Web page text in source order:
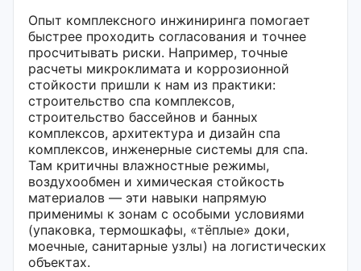
Опыт комплексного инжиниринга помогает
быстрее проходить согласования и точнее
просчитывать риски. Например, точные
расчеты микроклимата и коррозионной
стойкости пришли к нам из практики:
строительство спа комплексов,
строительство бассейнов и банных
комплексов, архитектура и дизайн спа
комплексов, инженерные системы для спа.
Там критичны влажностные режимы,
воздухообмен и химическая стойкость
материалов — эти навыки напрямую
применимы к зонам с особыми условиями
(упаковка, термошкафы, «тёплые» доки,
моечные, санитарные узлы) на логистических
объектах.